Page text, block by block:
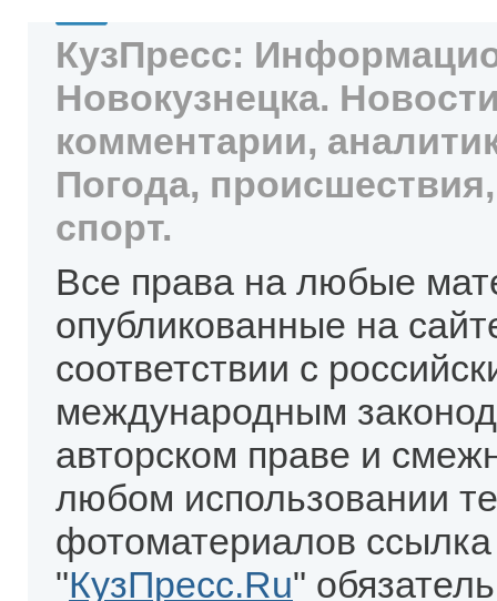
КузПресс:
Новокузнецка.
комментарии,
Погода,
спорт.
Все права на любые
опубликованные на
соответствии с
международным
авторском праве и
любом использовании
фотоматериалов
"КузПресс.Ru"